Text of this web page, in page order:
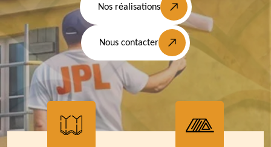
Nos réalisations
Nous contacter